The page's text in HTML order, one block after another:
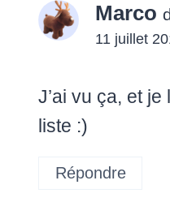
Marco
11 juillet
J’ai vu ça, et je
liste :)
Répondre